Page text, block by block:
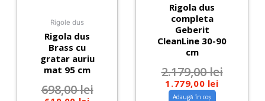
Rigole dus
Rigola dus
Brass cu
gratar auriu
mat 95 cm
698,00lei
Rigola dus
completa
Geberit
CleanLine 30-90
cm
2.179,00lei
1.779,00 lei
Adaugă în coș